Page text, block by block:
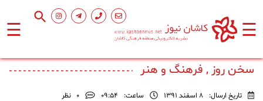
☰ ☰
اصلی
سخن روز , فرهنگ و هنر
تاریخ ارسال: 8 اسفند 1391 ساعت: ۰۹:۵۴ 0 نظر